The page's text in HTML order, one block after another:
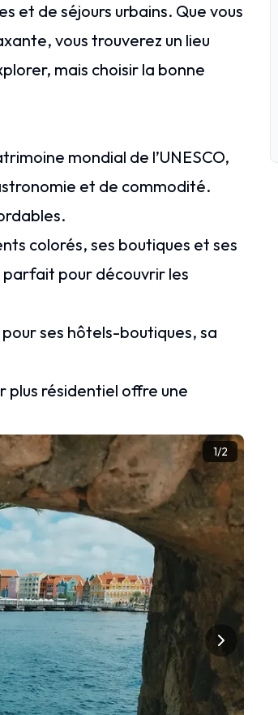
et de séjours urbains. Que vous
vous trouverez un lieu
mais choisir la bonne
mondial de l’UNESCO,
et de commodité.
colorés, ses boutiques et ses
pour découvrir les
ses hôtels-boutiques, sa
plus résidentiel offre une
1/2